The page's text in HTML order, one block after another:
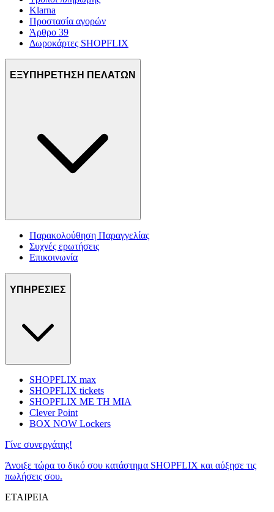
Klarna
Προστασία αγορών
Άρθρο 39
Δωροκάρτες SHOPFLIX
ΕΞΥΠΗΡΕΤΗΣΗ ΠΕΛΑΤΩΝ
Παρακολούθηση Παραγγελίας
Συχνές ερωτήσεις
Επικοινωνία
ΥΠΗΡΕΣΙΕΣ
SHOPFLIX max
SHOPFLIX tickets
SHOPFLIX ΜΕ ΤΗ ΜΙΑ
Clever Point
BOX NOW Lockers
Γίνε συνεργάτης!
Άνοιξε τώρα το δικό σου κατάστημα SHOPFLIX και αύξησε τις
πωλήσεις σου.
ΕΤΑΙΡΕΙΑ